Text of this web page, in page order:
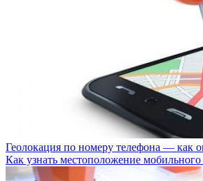
Геолокация по номеру телефона — как
Как узнать местоположение